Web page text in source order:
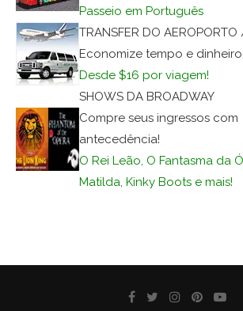
Passeio em Português
TRANSFER DO
Economize tempo e dinheiro,
Desde $16 por viagem!
SHOWS DA BROADWAY
Compre seus ingressos com
antecedência!
O Rei Leão, O Fantasma da
Matilda, Kinky Boots e mais!